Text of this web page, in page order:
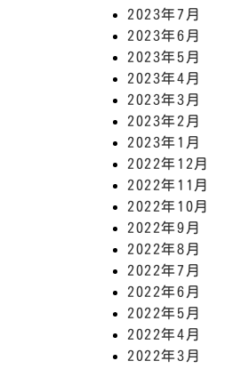
2023年7月
2023年6月
2023年5月
2023年4月
2023年3月
2023年2月
2023年1月
2022年12月
2022年11月
2022年10月
2022年9月
2022年8月
2022年7月
2022年6月
2022年5月
2022年4月
2022年3月